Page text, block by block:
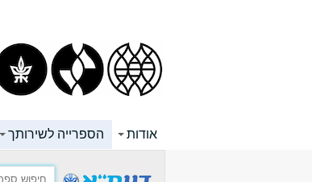
אודות הספרייה לשירותך